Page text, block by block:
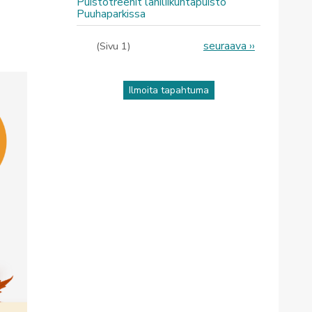
Puuhaparkissa
Sivutus
(Sivu 1)
Seuraava
seuraava ››
Ilmoita tapahtuma